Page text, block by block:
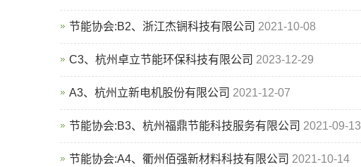
节能协会:B2、浙江杰锎科技有限公司 2021-10-08
C3、杭州卓立节能环保科技有限公司 2023-12-29
A3、杭州立新电机股份有限公司 2021-12-07
节能协会:B3、杭州福鼎节能科技服务有限公司 2021-09-13
节能协会:A4、衢州佰强新材料科技有限公司 2021-10-14